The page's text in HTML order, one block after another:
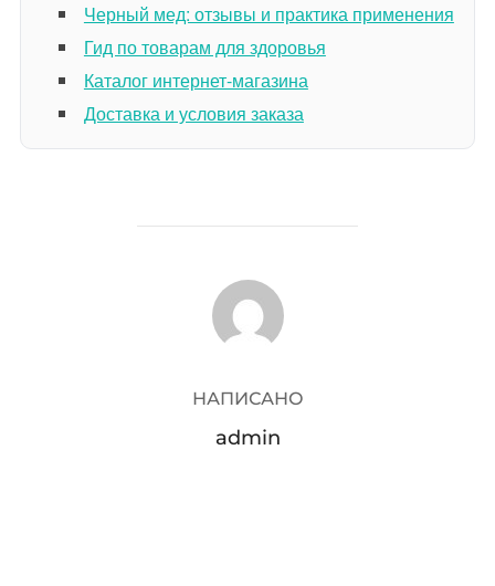
Черный мед: отзывы и практика применения
Гид по товарам для здоровья
Каталог интернет-магазина
Доставка и условия заказа
АВТОР ЗАПИСИ
НАПИСАНО
admin